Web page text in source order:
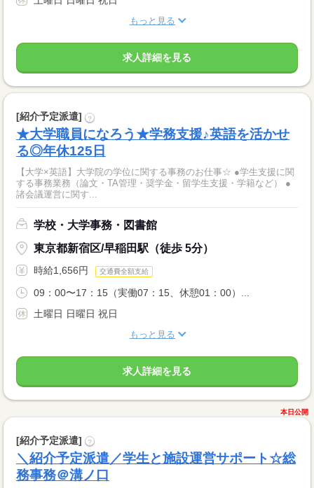
もっと見る
求人詳細を見る
[紹介予定派遣] ?
★大学職員になろう★学務支援♪英語を活かせ
る◎年休125日
【大学×英語】大学院の学位に関する事務のお仕事☆ ●学生支援に関
する事務業務（論文・TA管理・奨学金・留学生支援・学籍など） ●
諸会議運営に関す...
学校・大学事務・図書館
東京都新宿区/早稲田駅（徒歩 5分）
時給1,656円 交通費全額支給
09：00〜17：15（実働07：15、休憩01：00）...
土曜日 日曜日 祝日
もっと見る
求人詳細を見る
本日公開
[紹介予定派遣] ?
＼紹介予定派遣／学生と施設運営サポート☆総
務事務＠溝ノ口